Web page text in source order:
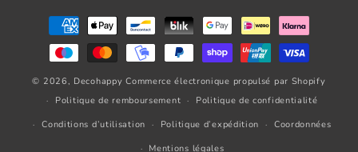
Modes
paiement
© 2026, Decohappy Commerce électronique propulsé par Shopify
Politique de remboursement
Politique de confidentialité
Conditions d’utilisation
Politique d’expédition
Coordonnées
Mentions légales